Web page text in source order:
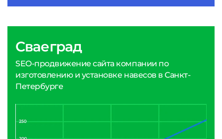
Сваеград
SEO-продвижение сайта компании по
изготовлению и установке навесов в Санкт-
Петербурге